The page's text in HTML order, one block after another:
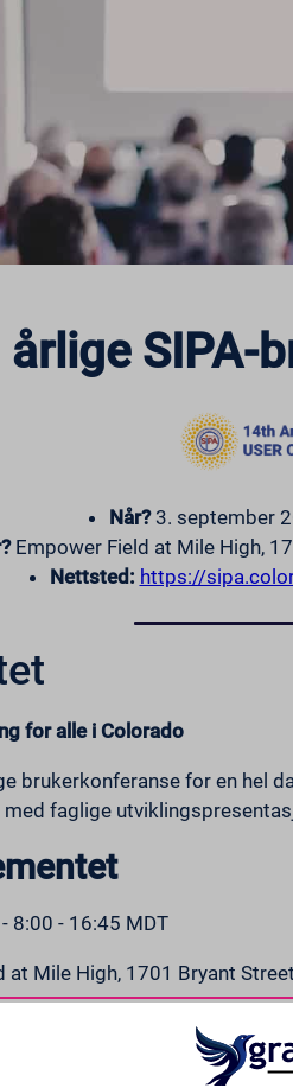
årlige SIPA-
Når?3. september
Empower Field at Mile High,
Nettsted: https://
for alle i Colorado
brukerkonferanse for en hel
faglige
8:00 - 16:45 MDT
at Mile High, 1701 Bryant